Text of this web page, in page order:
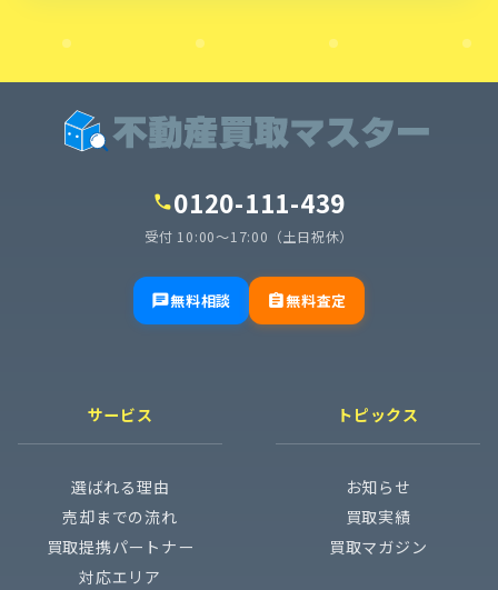
call0120-111-439
受付 10:00〜17:00（土日祝休）
chat無料相談 assignment無料査定
サービス
選ばれる理由
売却までの流れ
買取提携パートナー
対応エリア
トピックス
お知らせ
買取実績
買取マガジン